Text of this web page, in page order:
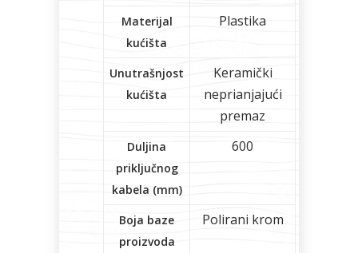
Materijal
kućišta
Plastika
Unutrašnjost
kućišta
Keramički
neprianjajući
premaz
Duljina
priključnog
kabela (mm)
600
Boja baze
proizvoda
Polirani krom